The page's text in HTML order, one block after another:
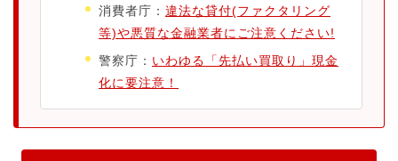
消費者庁： 違法な貸付(ファクタリング
等)や悪質な金融業者にご注意ください!
警察庁： いわゆる「先払い買取り」現金
化に要注意！